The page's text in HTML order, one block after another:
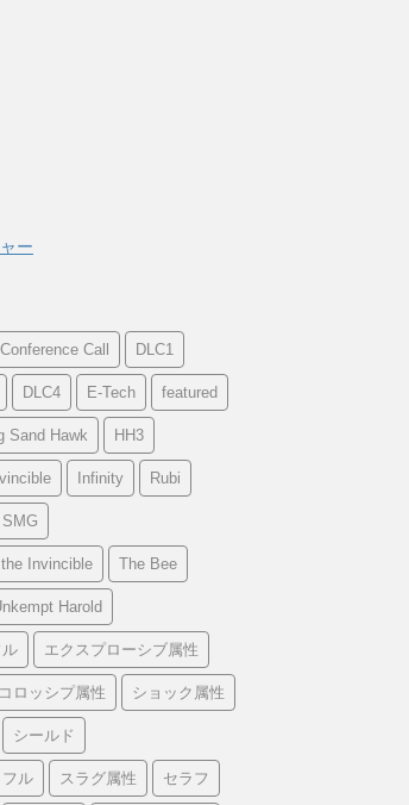
ー
Conference Call DLC1
DLC4 E-Tech featured
Sand Hawk HH3
Infinity Rubi
SMG
Invincible The Bee
Harold
エクスプローシブ属性
コロッシプ属性 ショック属性
シールド
ル スラグ属性 セラフ